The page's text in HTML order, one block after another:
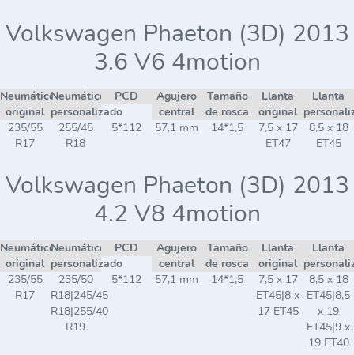
Volkswagen Phaeton (3D) 2013
3.6 V6 4motion
Neumático
original
Neumático
personalizado
PCD
Agujero
central
Tamaño
de rosca
Llanta
original
Llanta
235/55
R17
255/45
R18
5*112 57,1 mm 14*1,5
7,5 x 17
ET47
8,5 x 18
ET45
Volkswagen Phaeton (3D) 2013
4.2 V8 4motion
Neumático
original
Neumático
personalizado
PCD
Agujero
central
Tamaño
de rosca
Llanta
original
Llanta
235/55
R17
235/50
R18|245/45
R18|255/40
R19
5*112 57,1 mm 14*1,5
7,5 x 17
ET45|8 x
17 ET45
8,5 x 18
ET45|8,5
x 19
ET45|9 x
19 ET40